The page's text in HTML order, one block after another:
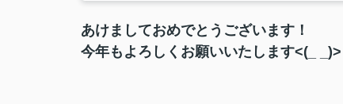
あけましておめでとうございます！
今年もよろしくお願いいたします<(_ _)>